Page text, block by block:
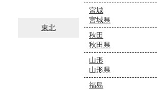
東北
宮城
宮城県
秋田
秋田県
山形
山形県
福島